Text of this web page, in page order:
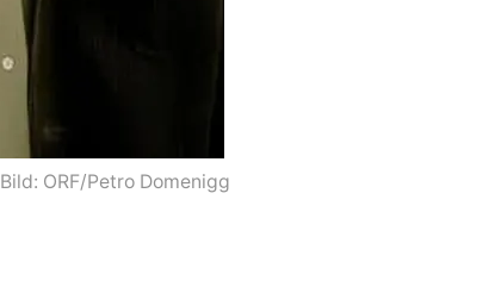
Bild: ORF/Petro Domenigg